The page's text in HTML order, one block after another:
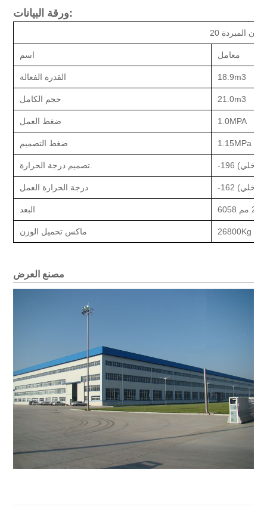
ورقة البيانات:
اسم معامل
القدرة الفعالة 18.9m3
حجم الكامل 21.0m3
ضغط العمل 1.0MPA
ضغط التصميم 1.15MPa
الداخلي)
درجة الحرارة العمل الداخلي)
البعد
ماكس تحميل الوزن 26800Kg
مصنع العرض